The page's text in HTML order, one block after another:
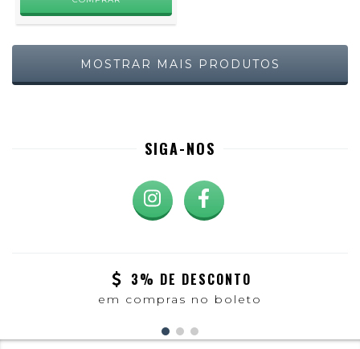
MOSTRAR MAIS PRODUTOS
SIGA-NOS
3% DE DESCONTO
em compras no boleto